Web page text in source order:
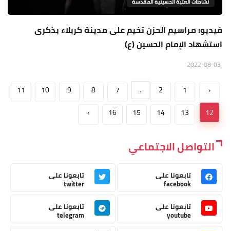
فيديو: مراسيم الحزن تخيم على مدينة كربلاء بذكرى
استشهاد الإمام الحسين (ع)
‹
1
2
...
7
8
9
10
11
12
13
14
15
16
›
التواصل الاجتماعي
تابعونا على
facebook
تابعونا على
twitter
تابعونا على
youtube
تابعونا على
telegram